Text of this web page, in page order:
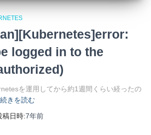
logged in to the
を運用してから約1週間くらい経ったの
続きを読む
稿日時:7年前